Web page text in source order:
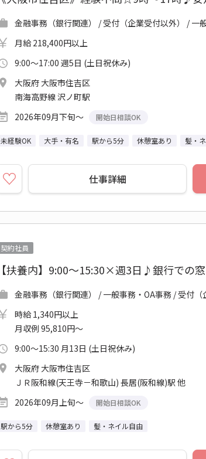
金融事務（銀行関連） / 受付（企業受付以外） / 一
月給 218,400円以上
9:00～17:00 週5日 (土日祝休み)
大阪府 大阪市住吉区
南海高野線 沢ノ町駅
2026年09月下旬～
開始日相談OK
未経験OK 大手・有名 駅から5分 休憩室あり 髪・
仕事詳細
契約社員
【扶養内】9:00～15:30×週3日♪銀行での
金融事務（銀行関連） / 一般事務・OA事務 / 受付（
時給 1,340円以上
月収例 95,810円～
9:00～15:30 月13日 (土日祝休み)
大阪府 大阪市住吉区
ＪＲ阪和線(天王寺－和歌山) 長居(阪和線)駅 他
2026年09月上旬～
開始日相談OK
駅から5分 休憩室あり 髪・ネイル自由